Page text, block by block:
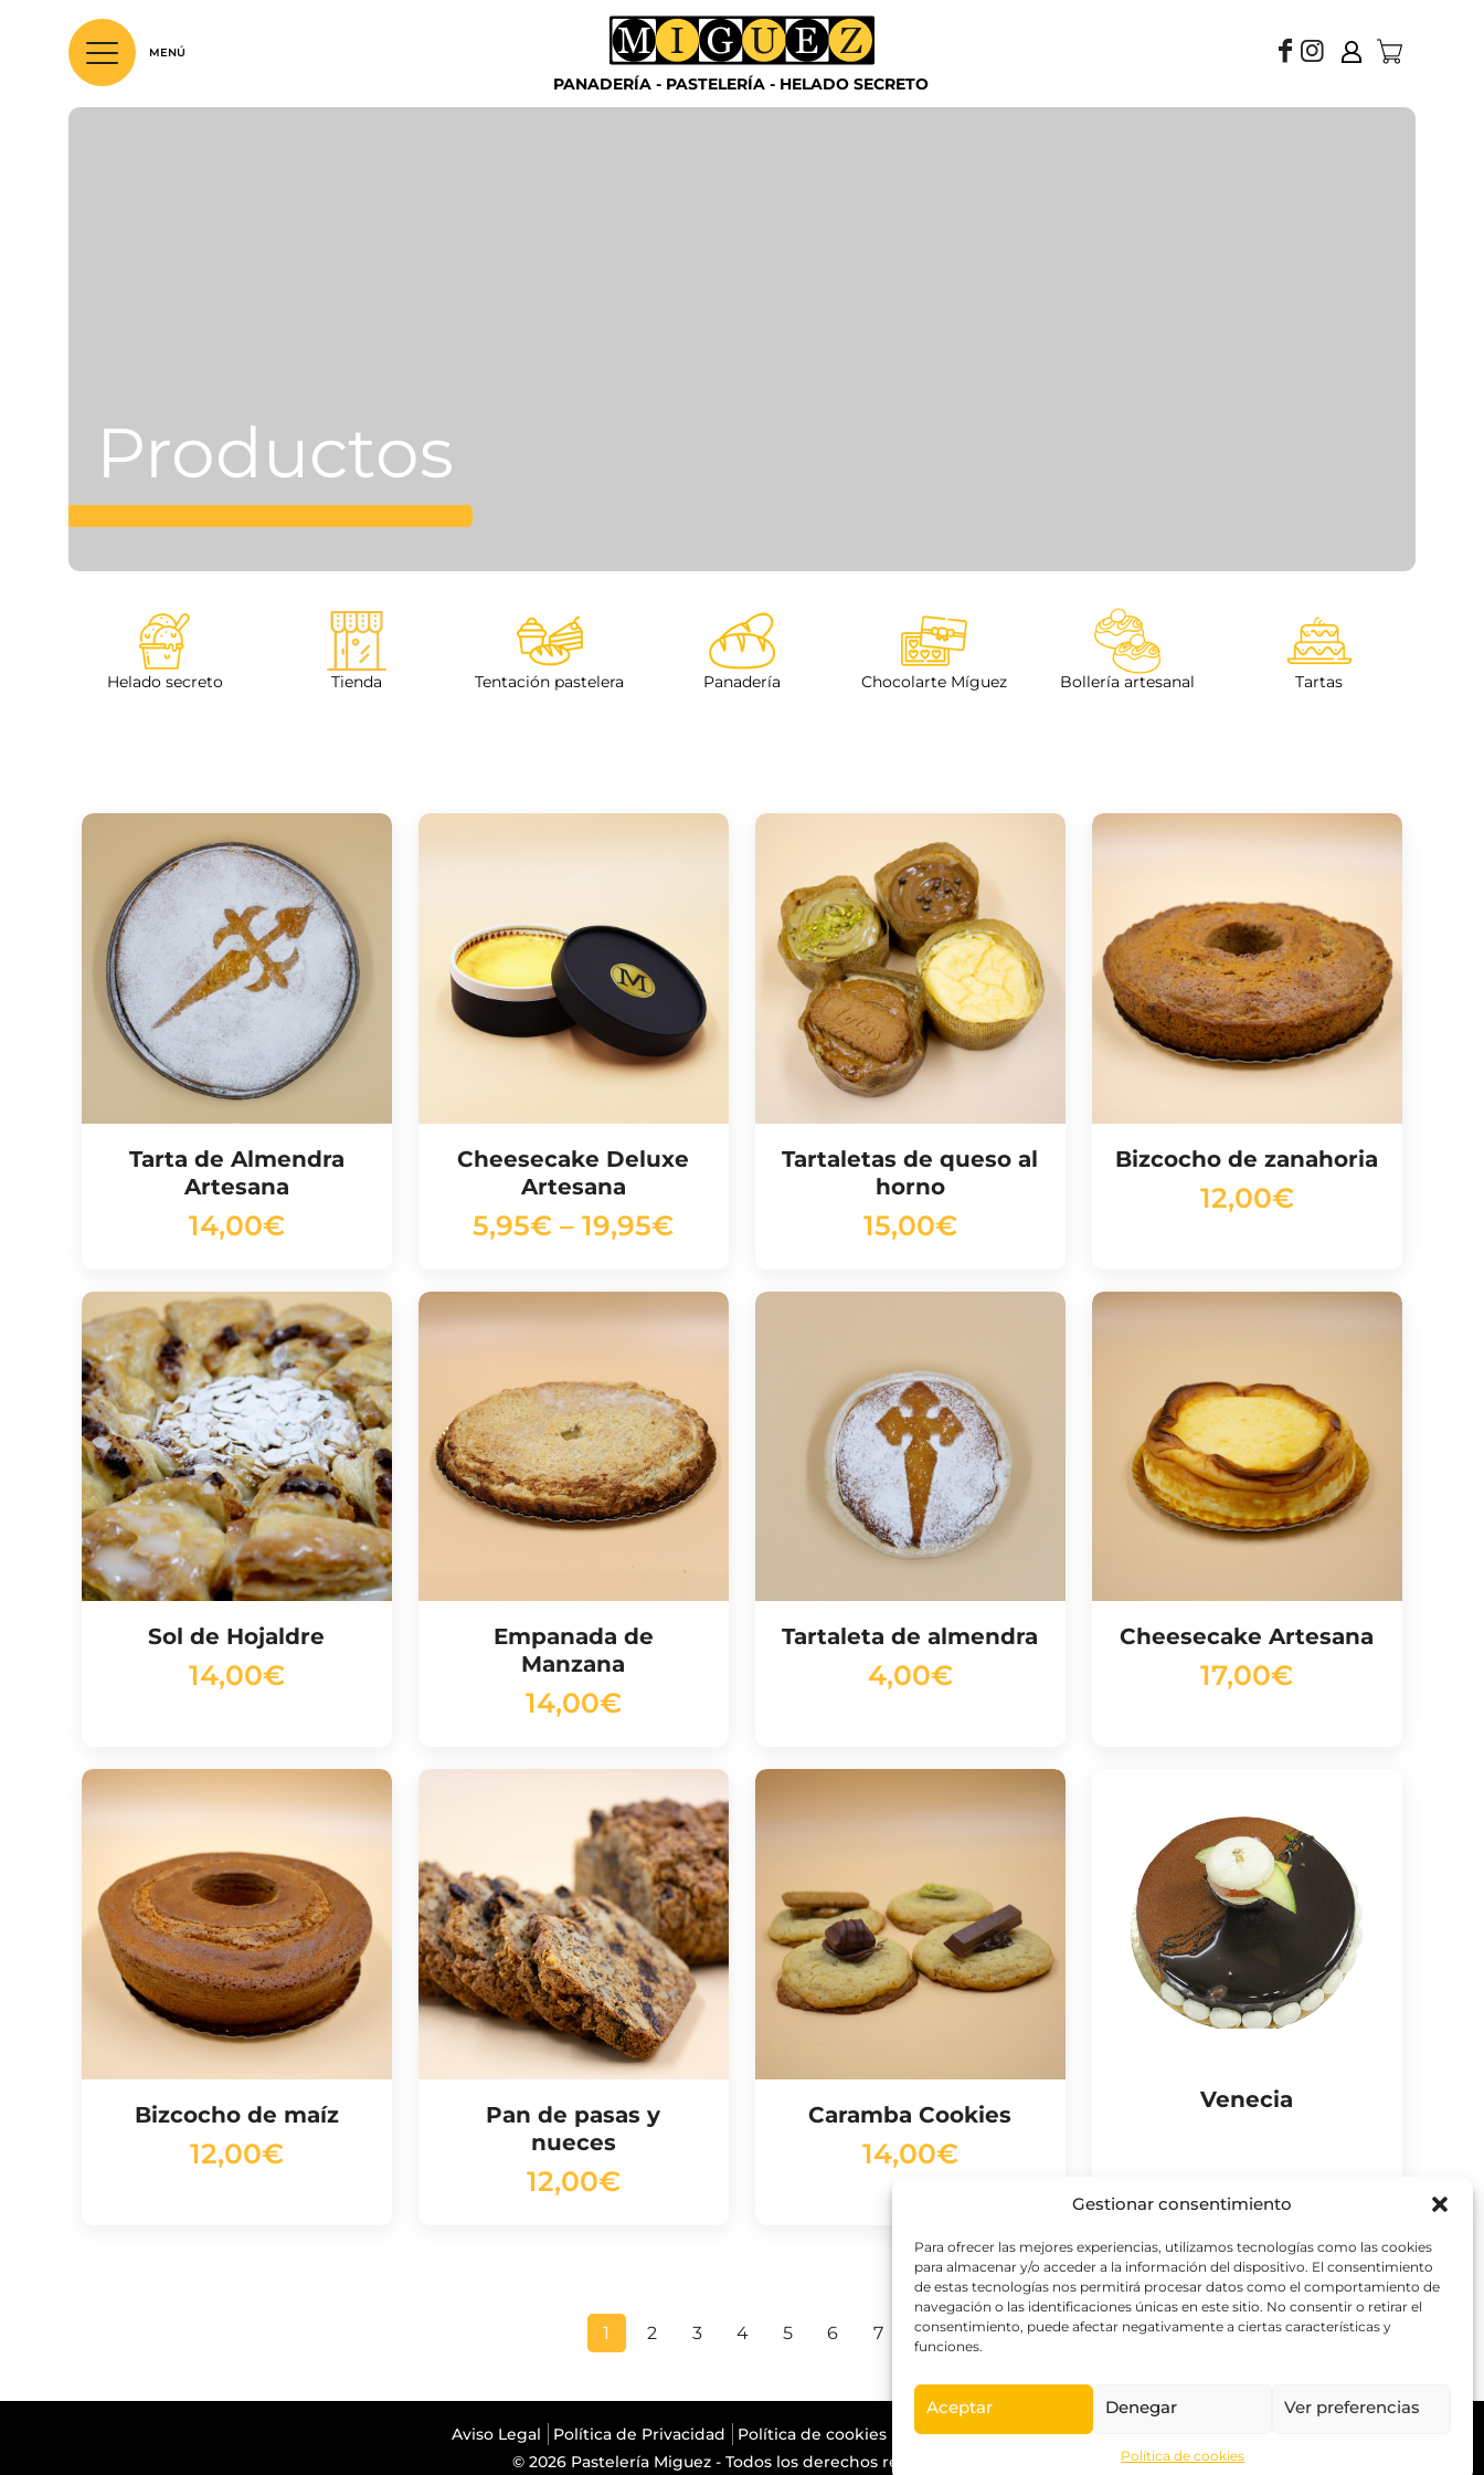
Gestionar consentimiento
Para ofrecer las mejores experiencias, utilizamos tecnologías como las cookies
para almacenar y/o acceder a la información del dispositivo. El consentimiento
de estas tecnologías nos permitirá procesar datos como el comportamiento de
navegación o las identificaciones únicas en este sitio. No consentir o retirar el
consentimiento, puede afectar negativamente a ciertas características y
funciones.
Aceptar Denegar Ver preferencias
Política de cookies
Productos
Helado secreto Tienda Tentación pastelera Panadería Chocolarte Míguez Bollería artesanal Tartas
Tarta de Almendra
Artesana
14,00€
Cheesecake Deluxe
Artesana
5,95€ –19,95€
Tartaletas de queso al
horno
15,00€
Bizcocho de zanahoria
12,00€
Sol de Hojaldre
14,00€
Empanada de
Manzana
14,00€
Tartaleta de almendra
4,00€
Cheesecake Artesana
17,00€
Bizcocho de maíz
12,00€
Pan de pasas y
nueces
12,00€
Caramba Cookies
14,00€
Venecia
1 2 3 4 5 6 7
© 2026 Pastelería Miguez - Todos los derechos reservados.
Aviso Legal Política de Privacidad Política de cookies Política de venta